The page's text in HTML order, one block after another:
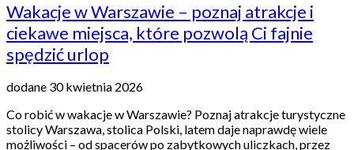
Wakacje w Warszawie – poznaj atrakcje i
ciekawe miejsca, które pozwolą Ci fajnie
spędzić urlop
dodane 30 kwietnia 2026
Co robić w wakacje w Warszawie? Poznaj atrakcje turystyczne
stolicy Warszawa, stolica Polski, latem daje naprawdę wiele
możliwości – od spacerów po zabytkowych uliczkach, przez